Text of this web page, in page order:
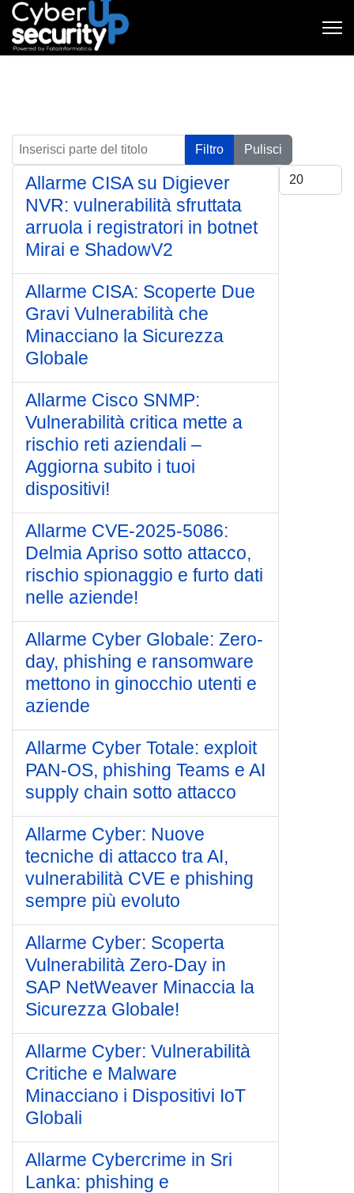
Inserisci parte del titolo Filtro
Pulisci
Visualizza #
Allarme CISA su Digiever
NVR: vulnerabilità sfruttata
arruola i registratori in botnet
Mirai e ShadowV2
Allarme CISA: Scoperte Due
Gravi Vulnerabilità che
Minacciano la Sicurezza
Globale
Allarme Cisco SNMP:
Vulnerabilità critica mette a
rischio reti aziendali –
Aggiorna subito i tuoi
dispositivi!
Allarme CVE-2025-5086:
Delmia Apriso sotto attacco,
rischio spionaggio e furto dati
nelle aziende!
Allarme Cyber Globale: Zero-
day, phishing e ransomware
mettono in ginocchio utenti e
aziende
Allarme Cyber Totale: exploit
PAN-OS, phishing Teams e AI
supply chain sotto attacco
Allarme Cyber: Nuove
tecniche di attacco tra AI,
vulnerabilità CVE e phishing
sempre più evoluto
Allarme Cyber: Scoperta
Vulnerabilità Zero-Day in
SAP NetWeaver Minaccia la
Sicurezza Globale!
Allarme Cyber: Vulnerabilità
Critiche e Malware
Minacciano i Dispositivi IoT
Globali
Allarme Cybercrime in Sri
Lanka: phishing e